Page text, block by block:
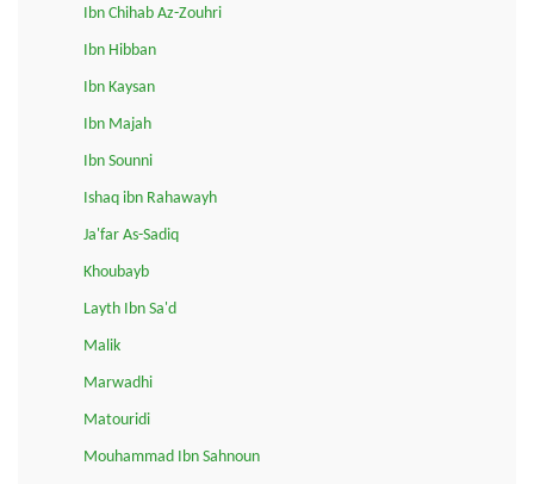
Ibn Chihab Az-Zouhri
Ibn Hibban
Ibn Kaysan
Ibn Majah
Ibn Sounni
Ishaq ibn Rahawayh
Ja'far As-Sadiq
Khoubayb
Layth Ibn Sa'd
Malik
Marwadhi
Matouridi
Mouhammad Ibn Sahnoun